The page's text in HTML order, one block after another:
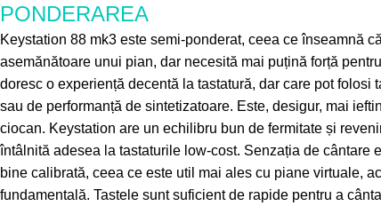
PONDERAREA
Keystation 88 mk3 este semi-ponderat, ceea ce înseamnă
asemănătoare unui pian, dar necesită mai puțină forță
doresc o experiență decentă la tastatură, dar care pot
sau de performanță de sintetizatoare. Este, desigur, mai
ciocan. Keystation are un echilibru bun de fermitate și
întâlnită adesea la tastaturile low-cost. Senzația de cântare
bine calibrată, ceea ce este util mai ales cu piane virtuale,
fundamentală. Tastele sunt suficient de rapide pentru a